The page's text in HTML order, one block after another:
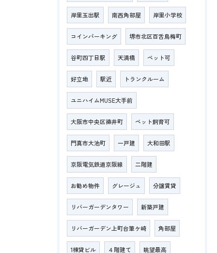
岸里玉出駅 南西角部屋 岸里小学校
コインパーキング 堺市北区百舌鳥梅町
谷町四丁目駅 天満橋 ペット可
好立地 駅近 トランクルーム
ユニハイムMUSE大手前
大阪市中央区徳井町 ペット飼育可
門真市大池町 一戸建 大和田駅
京阪電気鉄道京阪線 二階建
お勧め物件 グレージュ 分譲賃貸
リバーガーデンタワー 新築戸建
リバーガーデン上町台筆ケ崎 角部屋
1棟貸ビル ４階建て 眺望最高